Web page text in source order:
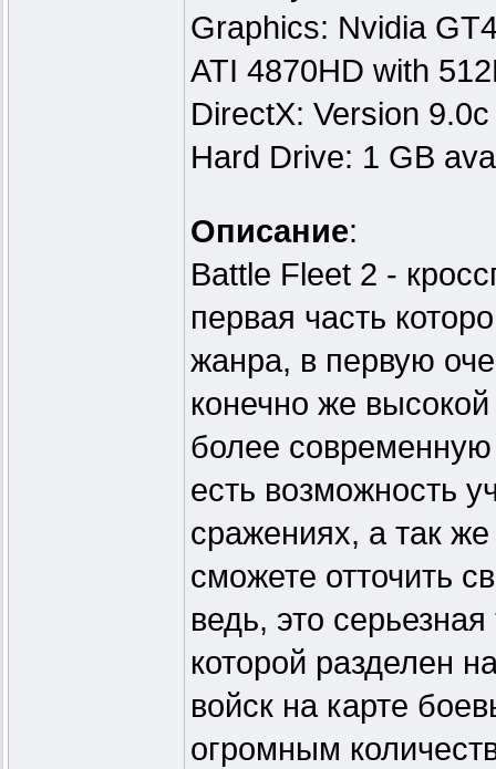
Graphics: Nvidia
ATI 4870HD with
DirectX: Version 9.0c
Hard Drive: 1 GB
Описание:
Battle Fleet 2 -
первая часть
жанра, в первую
конечно же
более
есть возможность
сражениях, а так
сможете отточить
ведь, это
которой разделен
войск на карте
огромным